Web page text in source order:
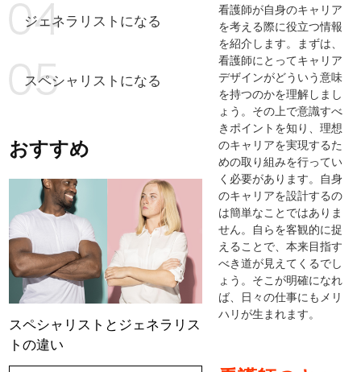
看護師が自身のキャリア
を考える際に役立つ情報
を紹介します。まずは、
看護師にとってキャリア
デザインがどういう意味
を持つのかを理解しまし
ょう。その上で意識すべ
きポイントを知り、理想
のキャリアを実現するた
めの取り組みを行ってい
く必要があります。自身
のキャリアを設計するの
は簡単なことではありま
せん。自らを客観的に捉
えることで、本来目指す
べき道が見えてくるでし
ょう。そこが明確になれ
ば、日々の仕事にもメリ
ハリが生まれます。
ジェネラリストになる
スペシャリストになる
おすすめ
スペシャリストとジェネラリス
トの違い